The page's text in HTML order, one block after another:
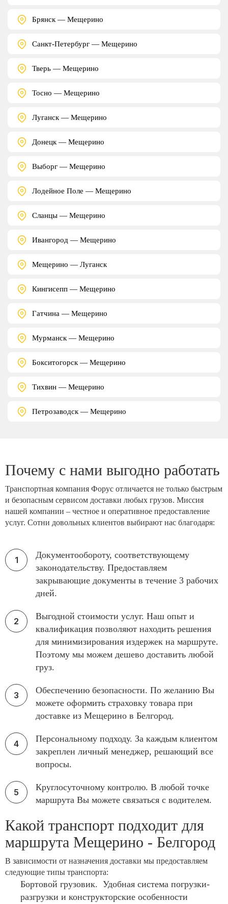
Брянск — Мещерино
Санкт-Петербург — Мещерино
Тверь — Мещерино
Тосно — Мещерино
Луганск — Мещерино
Донецк — Мещерино
Выборг — Мещерино
Лодейное Поле — Мещерино
Сланцы — Мещерино
Ивангород — Мещерино
Мещерино — Луганск
Кингисепп — Мещерино
Гатчина — Мещерино
Мурманск — Мещерино
Бокситогорск — Мещерино
Тихвин — Мещерино
Петрозаводск — Мещерино
Почему с нами выгодно работать
Транспортная компания Форус отличается не только быстрым
и безопасным сервисом доставки любых грузов. Миссия
нашей компании – честное и оперативное предоставление
услуг. Сотни довольных клиентов выбирают нас благодаря:
Документообороту, соответствующему
законодательству. Предоставляем
закрывающие документы в течение 3 рабочих
дней.
Выгодной стоимости услуг. Наш опыт и
квалификация позволяют находить решения
для минимизирования издержек на маршруте.
Поэтому мы можем дешево доставить любой
груз.
Обеспечению безопасности. По желанию Вы
можете оформить страховку товара при
доставке из Мещерино в Белгород.
Персональному подходу. За каждым клиентом
закреплен личный менеджер, решающий все
вопросы.
Круглосуточному контролю. В любой точке
маршрута Вы можете связаться с водителем.
Какой транспорт подходит для
маршрута Мещерино - Белгород
В зависимости от назначения доставки мы предоставляем
следующие типы транспорта:
Бортовой грузовик. Удобная система погрузки-
разгрузки и конструкторские особенности